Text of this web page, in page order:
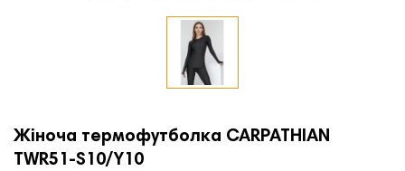
Жіноча термофутболка CARPATHIAN
TWR51-S10/Y10